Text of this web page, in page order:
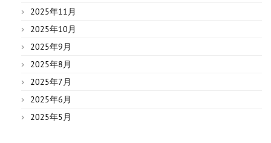
2025年11月
2025年10月
2025年9月
2025年8月
2025年7月
2025年6月
2025年5月